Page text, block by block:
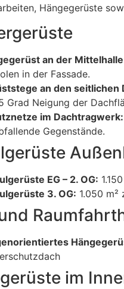
Hängegerüste
an der
in der Fassade.
an den seitlichen
Grad Neigung der
im Dachtragwerk:
Gegenstände.
EG – 2. OG:
3. OG: 1.050
im